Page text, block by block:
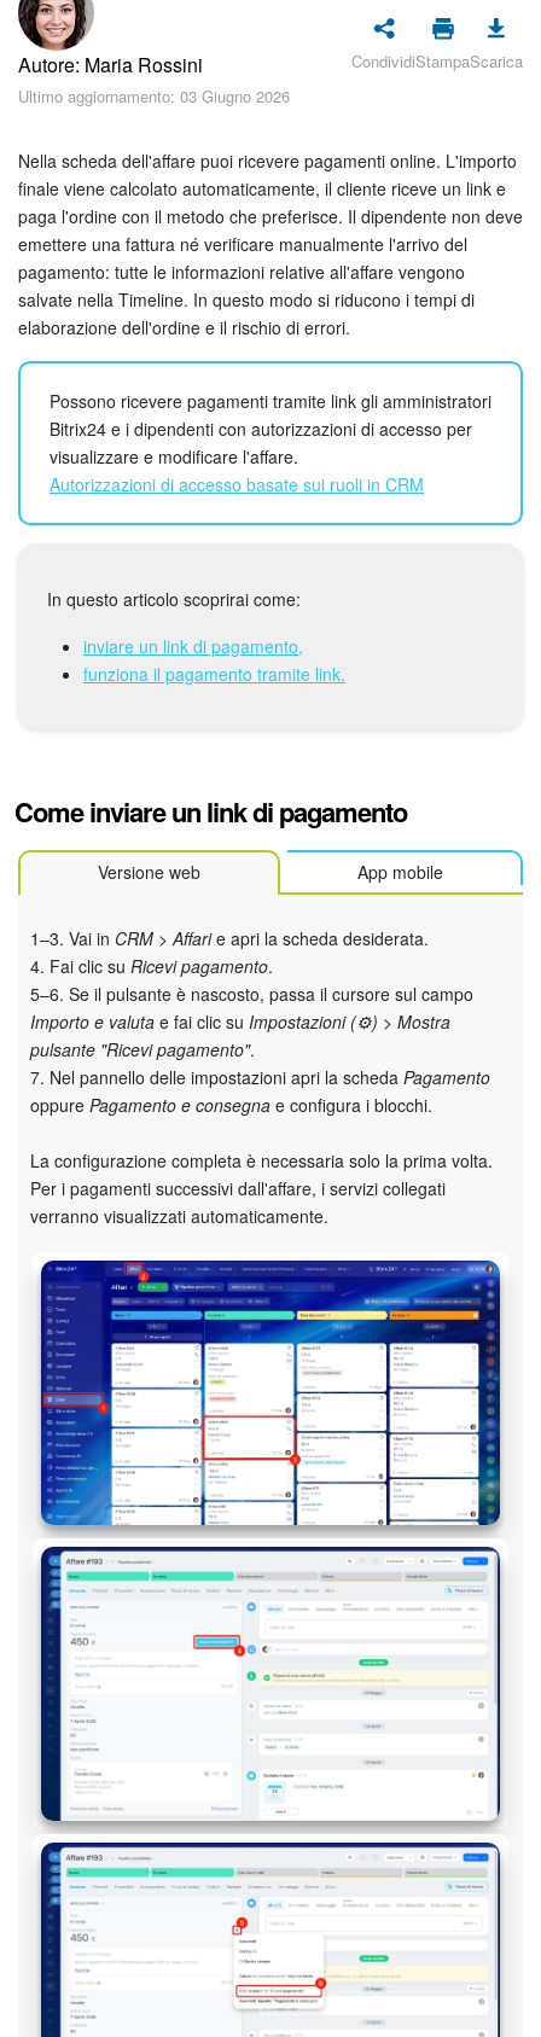
Piani e pagamento
Sicurezza in Bitrix24
CoPilot: IA in Bitrix24
Feed
Messenger
Collab
Calendario
Bitrix24 Drive
Gruppi di lavoro
Incarichi e progetti
Sales Center
Analisi CRM
Generatore BI
Siti e store
Dipendenti
Knowledge base
Firma elettronica
Firma elettronica per HR
Automazione
Flussi di lavoro
Marketing
Gestione inventario
Telefonia
Mio profilo
Impostazioni
Enterprise
Bitrix24 On-Premise
Autore: Maria Rossini
Ultimo aggiornamento: 03 Giugno 2026
CondividiStampaScarica
Nella scheda dell'affare puoi ricevere pagamenti online. L'importo
finale viene calcolato automaticamente, il cliente riceve un link e
paga l'ordine con il metodo che preferisce. Il dipendente non deve
emettere una fattura né verificare manualmente l'arrivo del
pagamento: tutte le informazioni relative all'affare vengono
salvate nella Timeline. In questo modo si riducono i tempi di
elaborazione dell'ordine e il rischio di errori.
Possono ricevere pagamenti tramite link gli amministratori
Bitrix24 e i dipendenti con autorizzazioni di accesso per
visualizzare e modificare l'affare.
Autorizzazioni di accesso basate sui ruoli in CRM
In questo articolo scoprirai come:
inviare un link di pagamento,
funziona il pagamento tramite link.
Come inviare un link di pagamento
Versione web App mobile
1–3. Vai in CRM > Affarie apri la scheda desiderata.
4. Fai clic su Ricevi pagamento.
5–6. Se il pulsante è nascosto, passa il cursore sul campo
Importo e valuta e fai clic su Impostazioni (⚙️) > Mostra
pulsante "Ricevi pagamento".
7. Nel pannello delle impostazioni apri la scheda Pagamento
oppure Pagamento e consegna e configura i blocchi.
La configurazione completa è necessaria solo la prima volta.
Per i pagamenti successivi dall'affare, i servizi collegati
verranno visualizzati automaticamente.